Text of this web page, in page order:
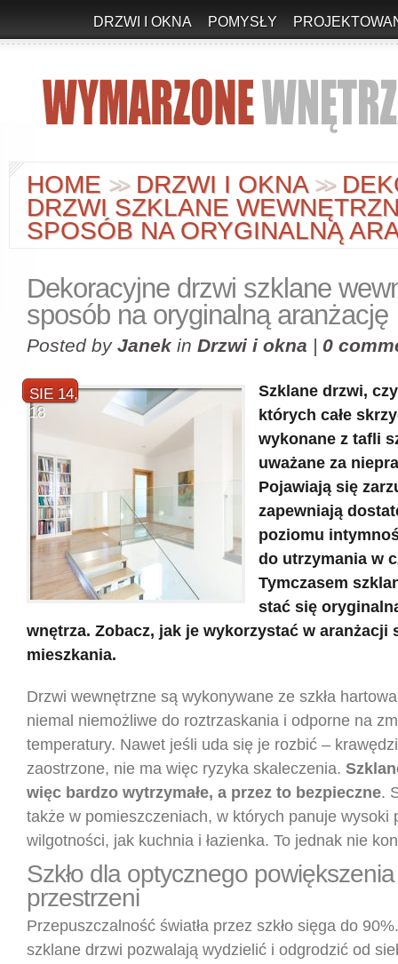
DRZWI I OKNA POMYSŁY
HOME >> DRZWI I OKNA >>
DRZWI SZKLANE
SPOSÓB NA ORYGINALNĄ
Dekoracyjne drzwi szklane
sposób na oryginalną aranżację
Posted by Janekin Drzwi i okna | 0
SIE 14,
18
Szklane drzwi,
których całe
wykonane z tafli
uważane za
Pojawiają się
zapewniają
poziomu
do utrzymania w
Tymczasem
stać się
wnętrza. Zobacz, jak je wykorzystać w aranżacji
mieszkania.
Drzwi wewnętrzne są wykonywane ze szkła
niemal niemożliwe do roztrzaskania i odporne na
temperatury. Nawet jeśli uda się je rozbić –
zaostrzone, nie ma więc ryzyka skaleczenia.
więc bardzo wytrzymałe, a przez to bezpieczne.
także w pomieszczeniach, w których panuje wysoki
wilgotności, jak kuchnia i łazienka. To jednak nie
Szkło dla optycznego powiększenia
przestrzeni
Przepuszczalność światła przez szkło sięga do
szklane drzwi pozwalają wydzielić i odgrodzić od